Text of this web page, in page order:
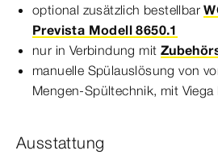
optional zusätzlich bestellbar
Prevista Modell 8650.1
nur in Verbindung mit
manuelle Spülauslösung von
Mengen-​Spültechnik, mit
Ausstattung